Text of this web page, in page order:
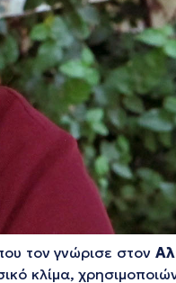
τον γνώρισε στον
κλίμα,